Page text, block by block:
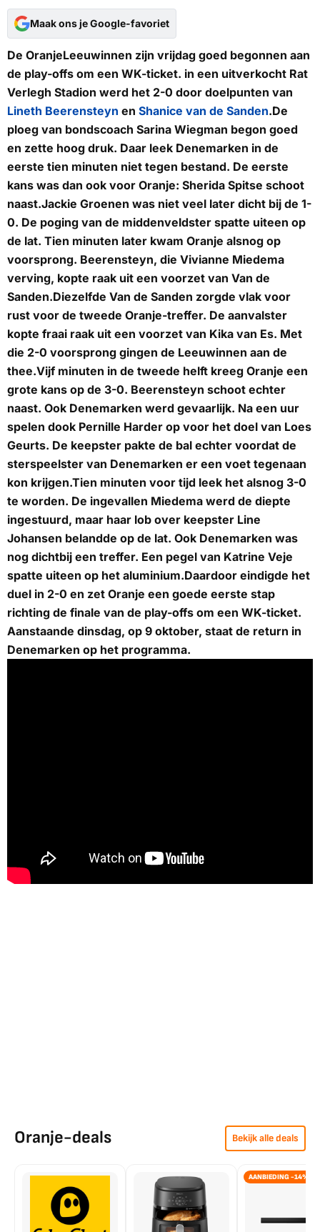
Maak ons je Google-favoriet
De OranjeLeeuwinnen zijn vrijdag goed begonnen aan
de play-offs om een WK-ticket. in een uitverkocht Rat
Verlegh Stadion werd het 2-0 door doelpunten van
Lineth Beerensteyn en Shanice van de Sanden.De
ploeg van bondscoach Sarina Wiegman begon goed
en zette hoog druk. Daar leek Denemarken in de
eerste tien minuten niet tegen bestand. De eerste
kans was dan ook voor Oranje: Sherida Spitse schoot
naast.Jackie Groenen was niet veel later dicht bij de 1-
0. De poging van de middenveldster spatte uiteen op
de lat. Tien minuten later kwam Oranje alsnog op
voorsprong. Beerensteyn, die Vivianne Miedema
verving, kopte raak uit een voorzet van Van de
Sanden.Diezelfde Van de Sanden zorgde vlak voor
rust voor de tweede Oranje-treffer. De aanvalster
kopte fraai raak uit een voorzet van Kika van Es. Met
die 2-0 voorsprong gingen de Leeuwinnen aan de
thee.Vijf minuten in de tweede helft kreeg Oranje een
grote kans op de 3-0. Beerensteyn schoot echter
naast. Ook Denemarken werd gevaarlijk. Na een uur
spelen dook Pernille Harder op voor het doel van Loes
Geurts. De keepster pakte de bal echter voordat de
sterspeelster van Denemarken er een voet tegenaan
kon krijgen.Tien minuten voor tijd leek het alsnog 3-0
te worden. De ingevallen Miedema werd de diepte
ingestuurd, maar haar lob over keepster Line
Johansen belandde op de lat. Ook Denemarken was
nog dichtbij een treffer. Een pegel van Katrine Veje
spatte uiteen op het aluminium.Daardoor eindigde het
duel in 2-0 en zet Oranje een goede eerste stap
richting de finale van de play-offs om een WK-ticket.
Aanstaande dinsdag, op 9 oktober, staat de return in
Denemarken op het programma.
Oranje-deals Bekijk alle deals
AANBIEDING -14%